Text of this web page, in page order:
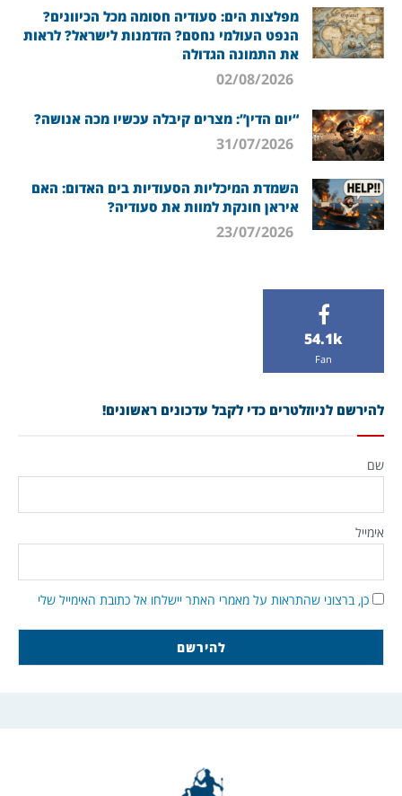
מפלצות הים: סעודיה חסומה מכל הכיוונים?
הנפט העולמי נחסם? הזדמנות לישראל? לראות
את התמונה הגדולה
“יום הדין”: מצרים קיבלה עכשיו מכה אנושה?
השמדת המיכליות הסעודיות בים האדום: האם
איראן חונקת למוות את סעודיה?
54.1k
Fan
להירשם לניוזלטרים כדי לקבל עדכונים ראשונים!
שם
אימייל
כן, ברצוני שהתראות על מאמרי האתר יישלחו אל כתובת האימייל שלי